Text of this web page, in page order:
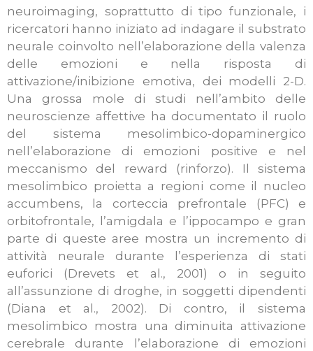
neuroimaging, soprattutto di tipo funzionale, i
ricercatori hanno iniziato ad indagare il substrato
neurale coinvolto nell’elaborazione della valenza
delle emozioni e nella risposta di
attivazione/inibizione emotiva, dei modelli 2-D.
Una grossa mole di studi nell’ambito delle
neuroscienze affettive ha documentato il ruolo
del sistema mesolimbico-dopaminergico
nell’elaborazione di emozioni positive e nel
meccanismo del reward (rinforzo). Il sistema
mesolimbico proietta a regioni come il nucleo
accumbens, la corteccia prefrontale (PFC) e
orbitofrontale, l’amigdala e l’ippocampo e gran
parte di queste aree mostra un incremento di
attività neurale durante l’esperienza di stati
euforici (Drevets et al., 2001) o in seguito
all’assunzione di droghe, in soggetti dipendenti
(Diana et al., 2002). Di contro, il sistema
mesolimbico mostra una diminuita attivazione
cerebrale durante l’elaborazione di emozioni